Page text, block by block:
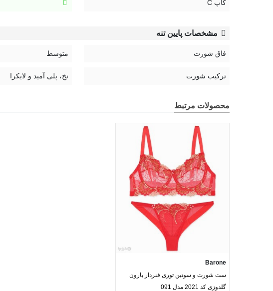
کاپ C
مشخصات پایین تنه
فاق شورت متوسط
ترکیب شورت نخ، پلی آمید و لایکرا
محصولات مرتبط
Barone
ست شورت و سوتین توری فنردار بارون
گلدوزی کد 2021 مدل 091